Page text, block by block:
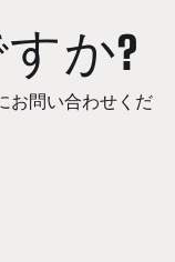
か?
お問い合わせくだ